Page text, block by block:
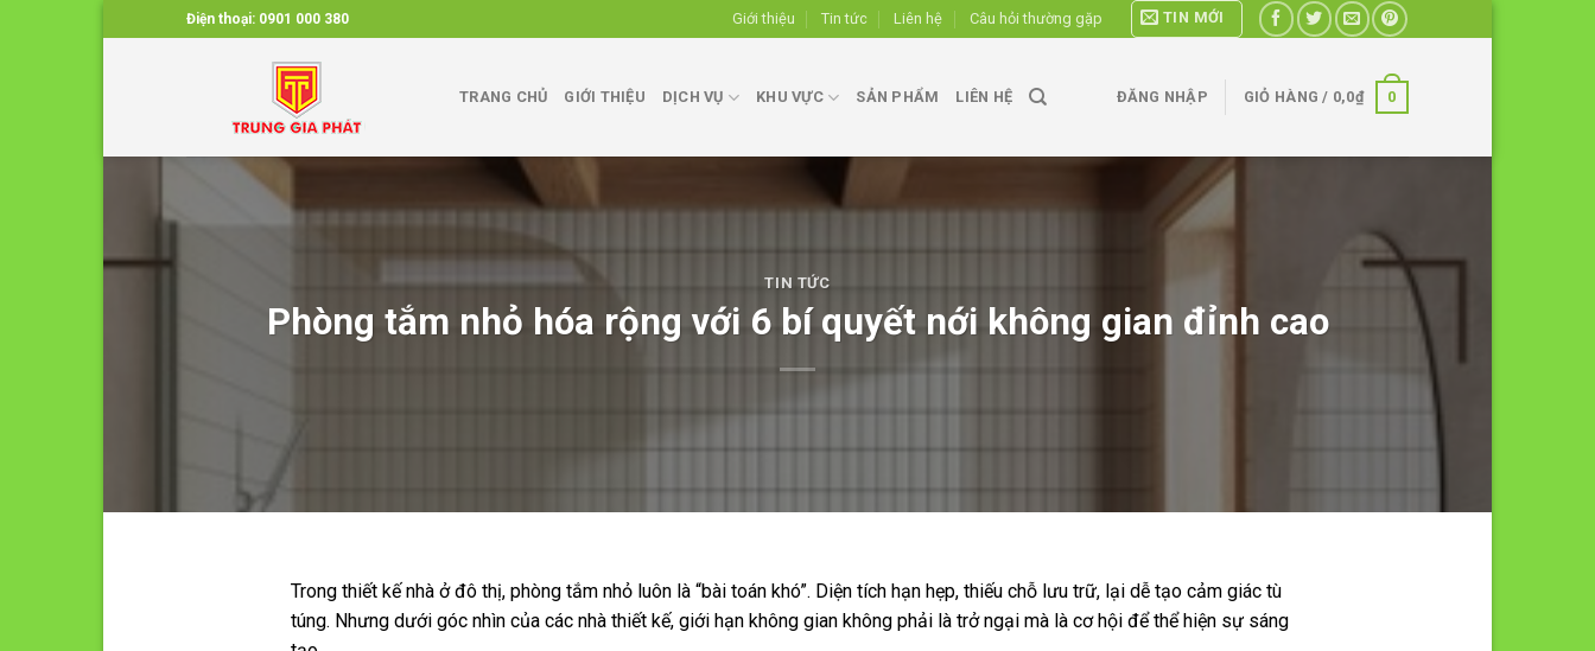
to
Điện thoại: 0901 000 380 Giới thiệu Tin tức Liên hệ Câu hỏi thường gặp TIN MỚI
TRANG CHỦ GIỚI THIỆU DỊCH VỤ KHU VỰC SẢN PHẨM LIÊN HỆ ĐĂNG NHẬP GIỎ HÀNG / 0,0₫ 0
TIN TỨC
Phòng tắm nhỏ hóa rộng với 6 bí quyết nới không gian đỉnh cao
Trong thiết kế nhà ở đô thị, phòng tắm nhỏ luôn là “bài toán khó”. Diện tích hạn hẹp, thiếu chỗ lưu trữ, lại dễ tạo cảm giác tù
túng. Nhưng dưới góc nhìn của các nhà thiết kế, giới hạn không gian không phải là trở ngại mà là cơ hội để thể hiện sự sáng